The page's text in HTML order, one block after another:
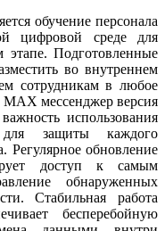
обучение персонала
цифровой среде для
Подготовленные
во внутреннем
сотрудникам в любое
мессенджер версия
использования
для защиты каждого
Регулярное обновление
доступ к самым
обнаруженных
Стабильная работа
бесперебойную